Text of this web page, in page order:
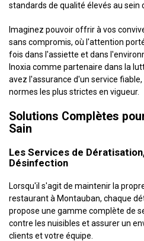
standards de qualité élevés au sein
Imaginez pouvoir offrir à vos
sans compromis, où l'attention
fois dans l'assiette et dans
Inoxia comme partenaire dans la
avez l'assurance d'un service
normes les plus strictes en vigueur.
Solutions Complètes
Sain
Les Services de
Désinfection
Lorsqu'il s'agit de maintenir la
restaurant à Montauban, chaque
propose une gamme complète de
contre les nuisibles et assurer un
clients et votre équipe.